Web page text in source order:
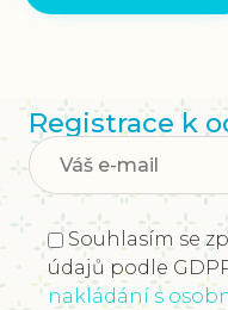
Registrace k
Souhlasím se
údajů podle
nakládání s